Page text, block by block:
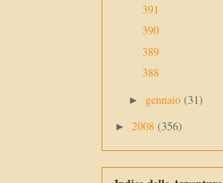
391
390
389
388
► gennaio (31)
► 2008 (356)